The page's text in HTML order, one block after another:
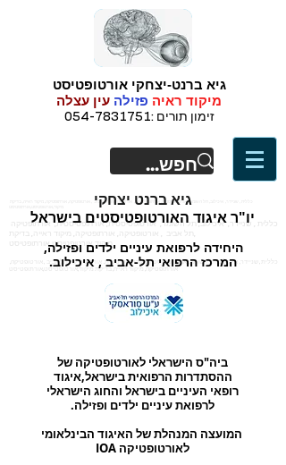
גיא ברנט-יצחקי אורטופטיסט
מיקוד ראיה פזילה עין עצלה
זימון תורים :054-7831751
,תל אביב , אורטופטיקה, אורתופטיקה, מיקוד ראייה, בדיקת
אורתופטיקה, מיקוד ראייה, בדיקת מיקוד,אורטופטיסט,אורתופטיסט
גיא ברנט יצחקי
יו"ר איגוד האורטופטיסטים בישראל
היחידה לרפואת עיניים ילדים ופזילה,
המרכז הרפואי תל-אביב , איכילוב.
ביה"ס הישראלי לאורטופטיקה של
ההסתדרות הרפואית בישראל,איגוד
רופאי העיניים בישראל והחוג הישראלי
לרפואת עיניים ילדים ופזילה.
המועצה המנהלת של האיגוד הבינלאומי
לאורטופטיקה IOA